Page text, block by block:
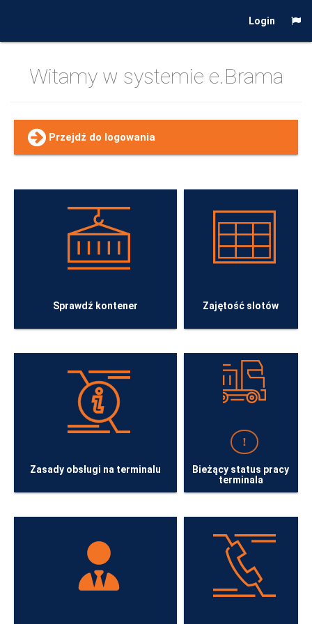
Login
Witamy w systemie e.Brama
Przejdź do logowania
Sprawdź kontener Zajętość slotów
Zasady obsługi na terminalu
Bieżący status pracy
terminala